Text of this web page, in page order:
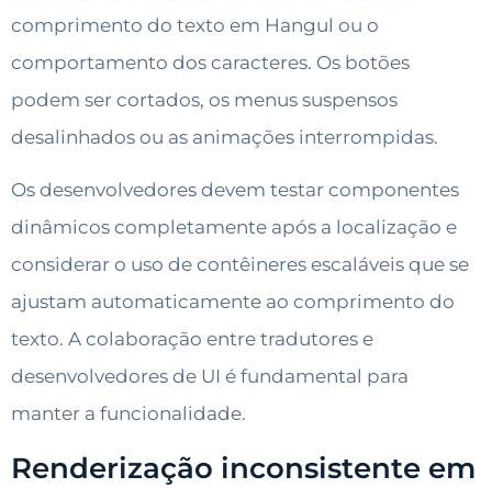
comprimento do texto em Hangul ou o
comportamento dos caracteres. Os botões
podem ser cortados, os menus suspensos
desalinhados ou as animações interrompidas.
Os desenvolvedores devem testar componentes
dinâmicos completamente após a localização e
considerar o uso de contêineres escaláveis que se
ajustam automaticamente ao comprimento do
texto. A colaboração entre tradutores e
desenvolvedores de UI é fundamental para
manter a funcionalidade.
Renderização inconsistente em